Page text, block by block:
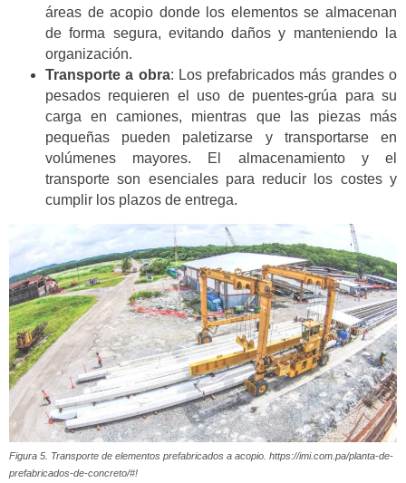
áreas de acopio donde los elementos se almacenan
de forma segura, evitando daños y manteniendo la
organización.
Transporte a obra: Los prefabricados más grandes o
pesados requieren el uso de puentes-grúa para su
carga en camiones, mientras que las piezas más
pequeñas pueden paletizarse y transportarse en
volúmenes mayores. El almacenamiento y el
transporte son esenciales para reducir los costes y
cumplir los plazos de entrega.
Figura 5. Transporte de elementos prefabricados a acopio. https://imi.com.pa/planta-de-
prefabricados-de-concreto/#!